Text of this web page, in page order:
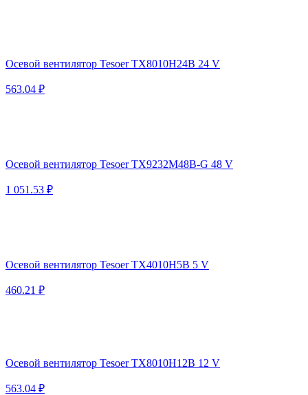
Осевой вентилятор Tesoer TX8010H24B 24 V
563.04 ₽
Осевой вентилятор Tesoer TX9232M48B-G 48 V
1 051.53 ₽
Осевой вентилятор Tesoer TX4010H5B 5 V
460.21 ₽
Осевой вентилятор Tesoer TX8010H12B 12 V
563.04 ₽